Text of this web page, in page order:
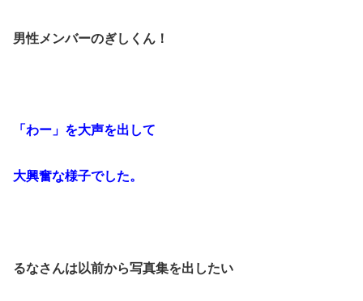
男性メンバーのぎしくん！
「わー」を大声を出して
大興奮な様子でした。
るなさんは以前から写真集を出したい